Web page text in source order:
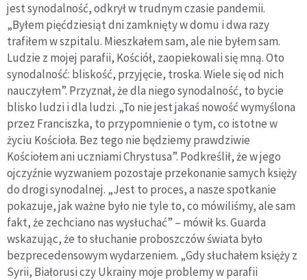
jest synodalność, odkrył w trudnym czasie pandemii.
„Byłem pięćdziesiąt dni zamknięty w domu i dwa razy
trafiłem w szpitalu. Mieszkałem sam, ale nie byłem sam.
Ludzie z mojej parafii, Kościół, zaopiekowali się mną. Oto
synodalność: bliskość, przyjęcie, troska. Wiele się od nich
nauczyłem”. Przyznał, że dla niego synodalność, to bycie
blisko ludzi i dla ludzi. „To nie jest jakaś nowość wymyślona
przez Franciszka, to przypomnienie o tym, co istotne w
życiu Kościoła. Bez tego nie będziemy prawdziwie
Kościołem ani uczniami Chrystusa”. Podkreślił, że w jego
ojczyźnie wyzwaniem pozostaje przekonanie samych księży
do drogi synodalnej. „Jest to proces, a nasze spotkanie
pokazuje, jak ważne było nie tyle to, co mówiliśmy, ale sam
fakt, że zechciano nas wysłuchać” – mówił ks. Guarda
wskazując, że to słuchanie proboszczów świata było
bezprecedensowym wydarzeniem. „Gdy słuchałem księży z
Syrii, Białorusi czy Ukrainy moje problemy w parafii